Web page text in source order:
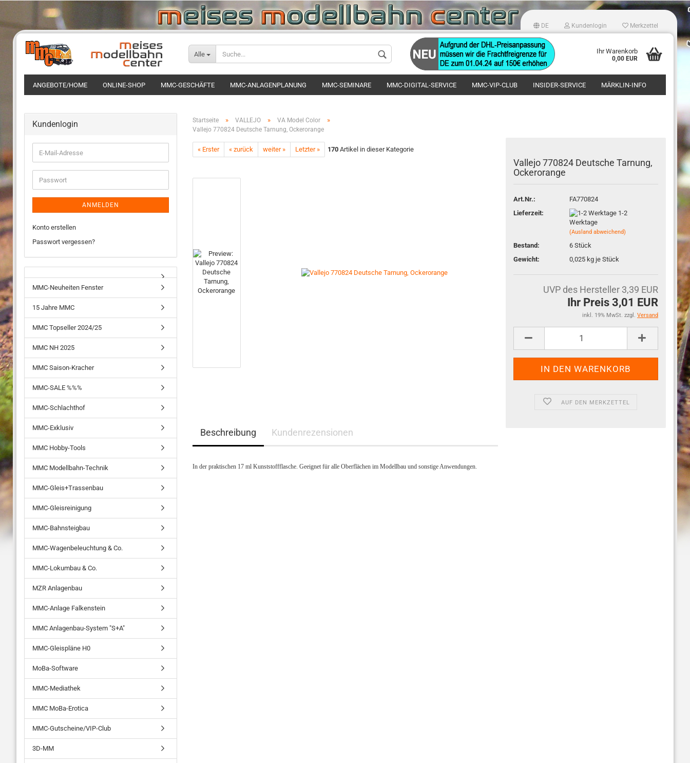
DE
Sprache auswählen
Lieferland
Kundenlogin Merkzettel
Alle Ihr Warenkorb
0,00 EUR
ANGEBOTE/HOME ONLINE-SHOP MMC-GESCHÄFTE MMC-ANLAGENPLANUNG MMC-SEMINARE MMC-DIGITAL-SERVICE MMC-VIP-CLUB INSIDER-SERVICE MÄRKLIN-INFO
Startseite » VALLEJO » VA Model Color »
Vallejo 770824 Deutsche Tarnung, Ockerorange
« Erster « zurück weiter » Letzter » 170Artikel in dieser Kategorie
Vallejo 770824 Deutsche Tarnung,
Ockerorange
Art.Nr.:
FA770824
Lieferzeit:
1-2
Werktage
(Ausland abweichend)
Bestand: 6 Stück
Gewicht:
0,025kg je Stück
UVP des Hersteller 3,39 EUR
Ihr Preis 3,01 EUR
inkl. 19% MwSt. zzgl. Versand
AUF DEN MERKZETTEL
Beschreibung Kundenrezensionen
In der praktischen 17 ml Kunststoffflasche. Geeignet für alle Oberflächen im Modellbau und sonstige Anwendungen.
Kundenlogin
ANMELDEN
Konto erstellen
Passwort vergessen?
MMC-Neuheiten Fenster
15 Jahre MMC
MMC Topseller 2024/25
MMC NH 2025
MMC Saison-Kracher
MMC-SALE %%%
MMC-Schlachthof
MMC-Exklusiv
MMC Hobby-Tools
MMC Modellbahn-Technik
MMC-Gleis+Trassenbau
MMC-Gleisreinigung
MMC-Bahnsteigbau
MMC-Wagenbeleuchtung & Co.
MMC-Lokumbau & Co.
MZR Anlagenbau
MMC-Anlage Falkenstein
MMC Anlagenbau-System "S+A"
MMC-Gleispläne H0
MoBa-Software
MMC-Mediathek
MMC MoBa-Erotica
MMC-Gutscheine/VIP-Club
3D-MM